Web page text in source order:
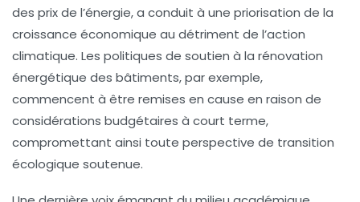
des prix de l’énergie, a conduit à une priorisation de la
croissance économique au détriment de l’action
climatique. Les politiques de soutien à la rénovation
énergétique des bâtiments, par exemple,
commencent à être remises en cause en raison de
considérations budgétaires à court terme,
compromettant ainsi toute perspective de transition
écologique soutenue.